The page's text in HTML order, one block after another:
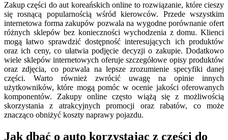
Zakup części do aut koreańskich online to rozwiązanie, które cieszy
się rosnącą popularnością wśród kierowców. Przede wszystkim
internetowa forma zakupów pozwala na wygodne porównanie ofert
różnych sklepów bez konieczności wychodzenia z domu. Klienci
mogą łatwo sprawdzić dostępność interesujących ich produktów
oraz ich ceny, co ułatwia podjęcie decyzji o zakupie. Dodatkowo
wiele sklepów internetowych oferuje szczegółowe opisy produktów
oraz zdjęcia, co pozwala na lepsze zrozumienie specyfiki danej
części. Warto również zwrócić uwagę na opinie innych
użytkowników, które mogą pomóc w ocenie jakości oferowanych
komponentów. Zakupy online często wiążą się z możliwością
skorzystania z atrakcyjnych promocji oraz rabatów, co może
znacząco obniżyć koszty naprawy pojazdu.
Jak dbać o auto korzystając z części do